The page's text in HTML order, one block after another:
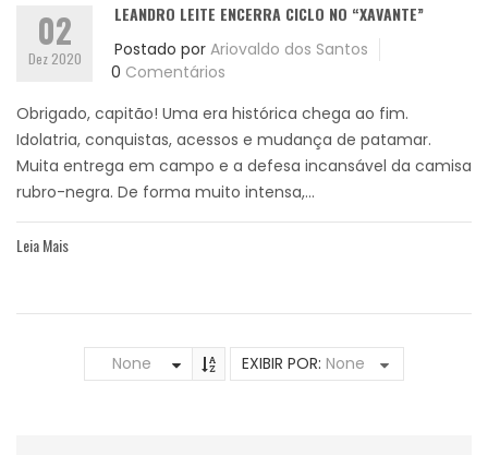
02
Dez 2020
LEANDRO LEITE ENCERRA CICLO NO “XAVANTE”
Postado por Ariovaldo dos Santos
0 Comentários
Obrigado, capitão! Uma era histórica chega ao fim.
Idolatria, conquistas, acessos e mudança de patamar.
Muita entrega em campo e a defesa incansável da camisa
rubro-negra. De forma muito intensa,...
Leia Mais
None EXIBIR POR: None